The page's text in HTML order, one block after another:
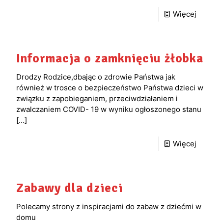
Więcej
Informacja o zamknięciu żłobka
Drodzy Rodzice,dbając o zdrowie Państwa jak
również w trosce o bezpieczeństwo Państwa dzieci w
związku z zapobieganiem, przeciwdziałaniem i
zwalczaniem COVID- 19 w wyniku ogłoszonego stanu
[…]
Więcej
Zabawy dla dzieci
Polecamy strony z inspiracjami do zabaw z dziećmi w
domu